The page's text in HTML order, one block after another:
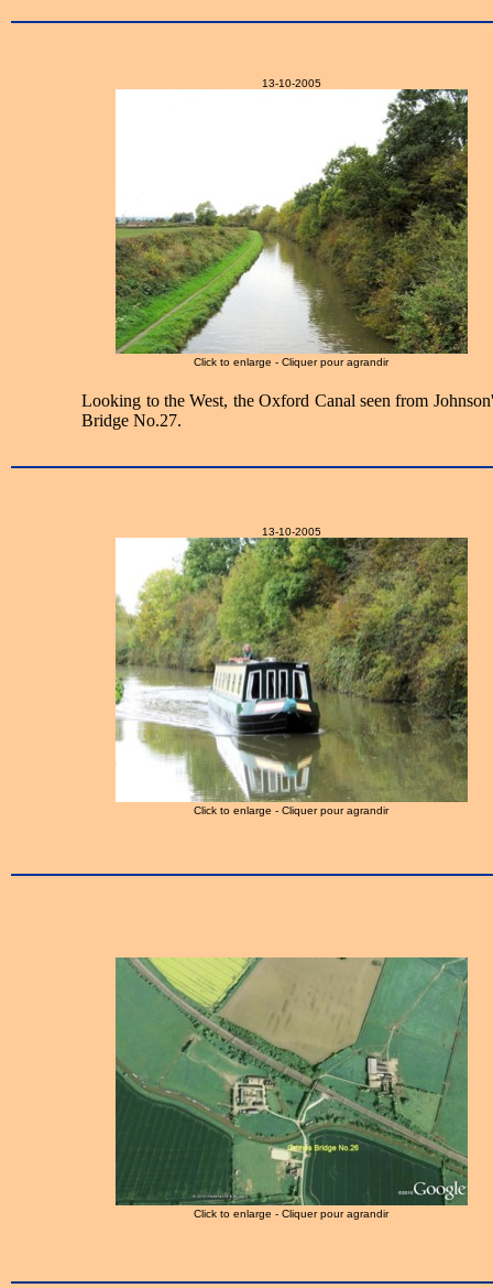
13-10-2005
Click to enlarge - Cliquer pour agrandir
Looking to the West, the Oxford Canal seen from
Bridge No.27.
13-10-2005
Click to enlarge - Cliquer pour agrandir
Click to enlarge - Cliquer pour agrandir